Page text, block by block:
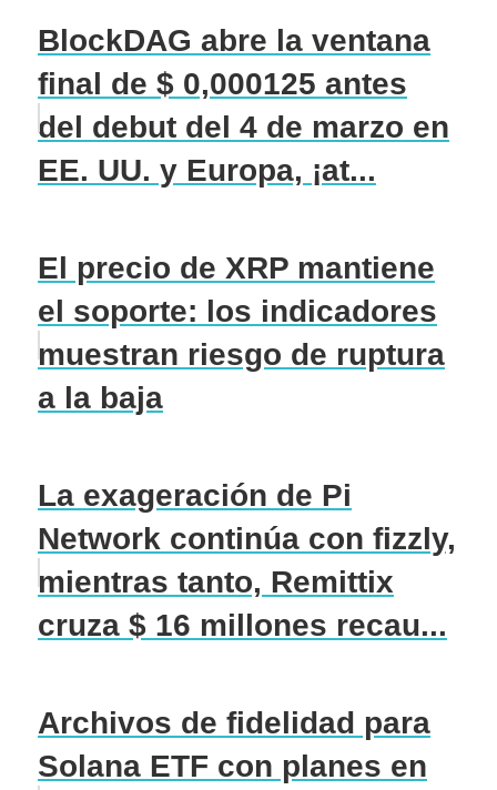
BlockDAG abre la ventana
final de $ 0,000125 antes
del debut del 4 de marzo en
EE. UU. y Europa, ¡at...
El precio de XRP mantiene
el soporte: los indicadores
muestran riesgo de ruptura
a la baja
La exageración de Pi
Network continúa con fizzly,
mientras tanto, Remittix
cruza $ 16 millones recau...
Archivos de fidelidad para
Solana ETF con planes en